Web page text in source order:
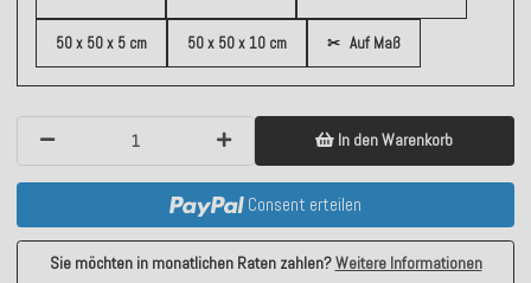
50 x 50 x 5 cm 50 x 50 x 10 cm ✂ Auf Maß
In den Warenkorb
Consent erteilen
Sie möchten in monatlichen Raten zahlen?Weitere Informationen